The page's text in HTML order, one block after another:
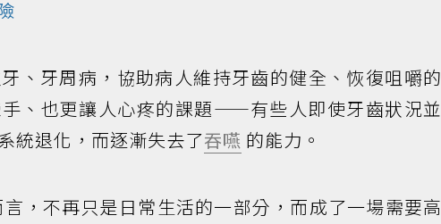
、牙周病，協助病人維持牙齒的健全、恢復咀嚼的
、也更讓人心疼的課題——有些人即使牙齒狀況並
統退化，而逐漸失去了吞嚥 的能力。
，不再只是日常生活的一部分，而成了一場需要高